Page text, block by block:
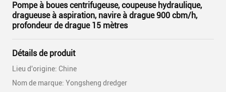
Pompe à boues centrifugeuse, coupeuse hydraulique,
dragueuse à aspiration, navire à drague 900 cbm/h,
profondeur de drague 15 mètres
Détails de produit
Lieu d'origine: Chine
Nom de marque: Yongsheng dredger